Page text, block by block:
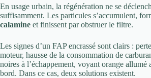
En usage urbain, la régénération ne se
suffisamment. Les particules s’accumulent,
calamine et finissent par obstruer le filtre.
Les signes d’un FAP encrassé sont clairs :
moteur, hausse de la consommation de
noires à l’échappement, voyant orange allumé
bord. Dans ce cas, deux solutions existent.